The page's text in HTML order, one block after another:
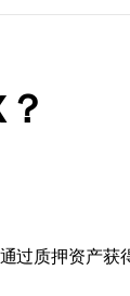
过质押资产获